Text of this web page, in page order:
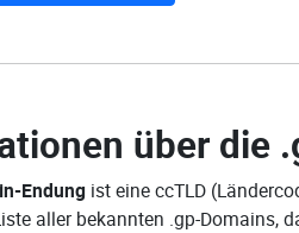
über die
Endung ist eine ccTLD
aller bekannten .gp-Domains,